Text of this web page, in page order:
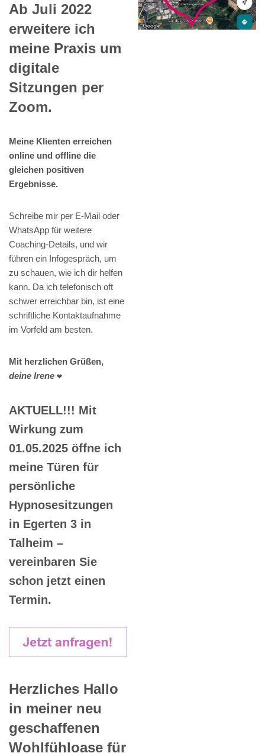
Ab Juli 2022
erweitere ich
meine Praxis um
digitale
Sitzungen per
Zoom.
Meine Klienten erreichen
online und offline die
gleichen positiven
Ergebnisse.
Schreibe mir per E-Mail oder
WhatsApp für weitere
Coaching-Details, und wir
führen ein Infogespräch, um
zu schauen, wie ich dir helfen
kann. Da ich telefonisch oft
schwer erreichbar bin, ist eine
schriftliche Kontaktaufnahme
im Vorfeld am besten.
Mit herzlichen Grüßen,
deine Irene ❤️
AKTUELL!!! Mit
Wirkung zum
01.05.2025 öffne ich
meine Türen für
persönliche
Hypnosesitzungen
in Egerten 3 in
Talheim –
vereinbaren Sie
schon jetzt einen
Termin.
Herzliches Hallo
in meiner neu
geschaffenen
Wohlfühloase für